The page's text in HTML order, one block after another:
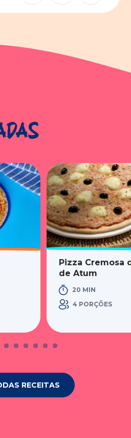
Pizza Cremosa
de Atum
20 MIN
4 PORÇÕES
RECEITAS